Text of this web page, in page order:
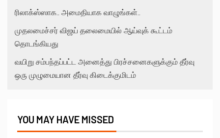
ரிலாக்ஸ்ஸாக.. அமைதியாக வாழுங்கள்..
முதலமைச்சர் விஜய் தலைமையில் ஆய்வுக் கூட்டம்
தொடங்கியது
வயிறு சம்பந்தப்பட்ட அனைத்து பிரச்சனைகளுக்கும் தீர்வு
ஒரு முழுமையான தீர்வு கிடைக்குமிடம்
YOU MAY HAVE MISSED